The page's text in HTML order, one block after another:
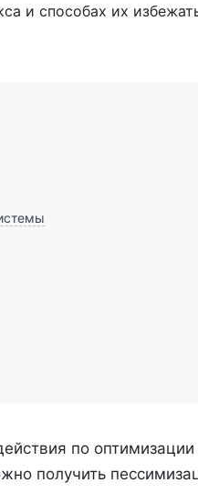
и способах их
по
получить